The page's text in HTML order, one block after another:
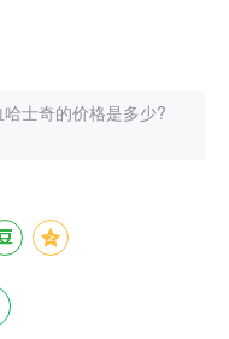
哈士奇的价格是多少?